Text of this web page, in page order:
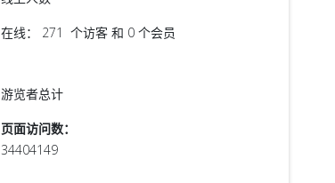
在线： 271 个访客 和 0 个会员
游览者总计
页面访问数：
34404149